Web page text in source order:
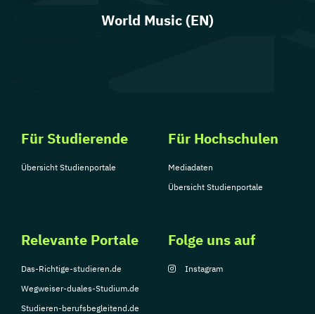
World Music (EN)
Für Studierende
Übersicht Studienportale
Für Hochschulen
Mediadaten
Übersicht Studienportale
Relevante Portale
Das-Richtige-studieren.de
Wegweiser-duales-Studium.de
Studieren-berufsbegleitend.de
Folge uns auf
Instagram